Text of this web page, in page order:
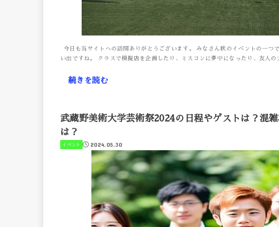
今日も当サイトへの訪問ありがとうございます。 みなさん秋のイベントの一つ
い出ですね。 クラスで模擬店を企画したり、ミスコンに夢中になったり、友人の
続きを読む
武蔵野美術大学芸術祭2024の日程やゲストは？混
は？
イベント 2024.05.30